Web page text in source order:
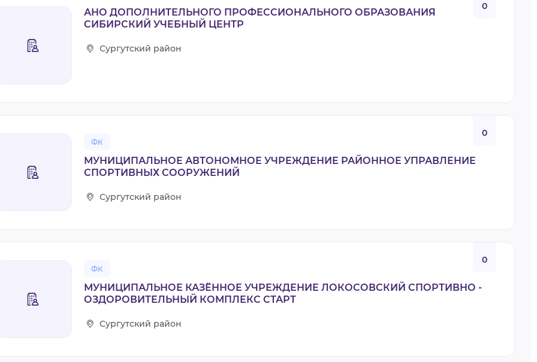
0
АНО ДОПОЛНИТЕЛЬНОГО ПРОФЕССИОНАЛЬНОГО ОБРАЗОВАНИЯ
СИБИРСКИЙ УЧЕБНЫЙ ЦЕНТР
Сургутский район
ФК
0
МУНИЦИПАЛЬНОЕ АВТОНОМНОЕ УЧРЕЖДЕНИЕ РАЙОННОЕ УПРАВЛЕНИЕ
СПОРТИВНЫХ СООРУЖЕНИЙ
Сургутский район
ФК
0
МУНИЦИПАЛЬНОЕ КАЗЁННОЕ УЧРЕЖДЕНИЕ ЛОКОСОВСКИЙ СПОРТИВНО -
ОЗДОРОВИТЕЛЬНЫЙ КОМПЛЕКС СТАРТ
Сургутский район